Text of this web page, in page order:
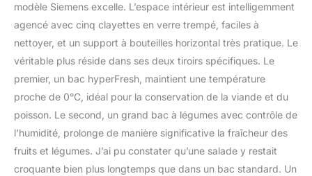
modèle Siemens excelle. L’espace intérieur est intelligemment
agencé avec cinq clayettes en verre trempé, faciles à
nettoyer, et un support à bouteilles horizontal très pratique. Le
véritable plus réside dans ses deux tiroirs spécifiques. Le
premier, un bac hyperFresh, maintient une température
proche de 0°C, idéal pour la conservation de la viande et du
poisson. Le second, un grand bac à légumes avec contrôle de
l’humidité, prolonge de manière significative la fraîcheur des
fruits et légumes. J’ai pu constater qu’une salade y restait
croquante bien plus longtemps que dans un bac standard. Un